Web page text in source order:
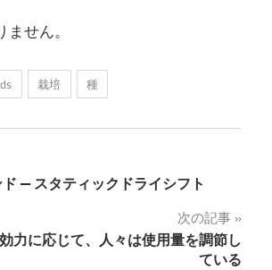
せん。
栽培 種
— スタティックドライシフト
次の記事
力に応じて、人々は使用量を調節し
ている